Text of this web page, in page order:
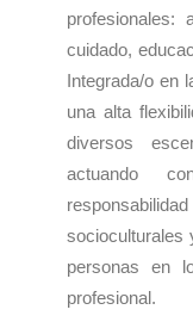
profesionales:
cuidado,
Integrada/o en
una alta
diversos
actuando
socioculturales
personas en
profesional.